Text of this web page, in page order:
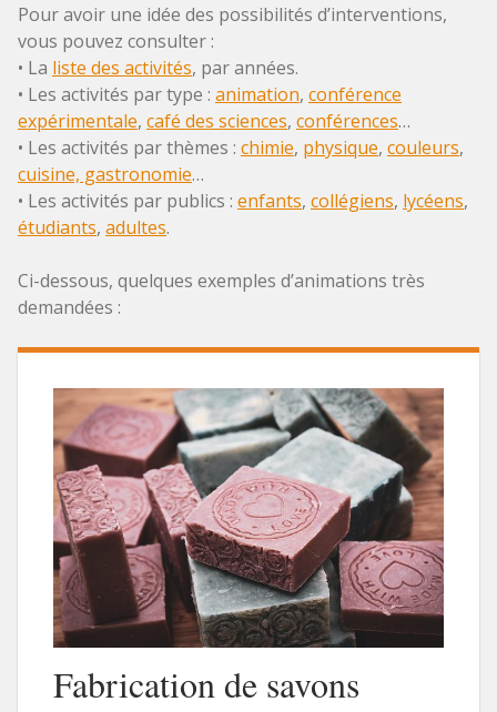
Pour avoir une idée des possibilités d’interventions,
vous pouvez consulter :
• La liste des activités, par années.
• Les activités par type : animation, conférence
expérimentale, café des sciences, conférences…
• Les activités par thèmes : chimie, physique, couleurs,
cuisine, gastronomie…
• Les activités par publics : enfants, collégiens, lycéens,
étudiants, adultes.
Ci-dessous, quelques exemples d’animations très
demandées :
Fabrication de savons